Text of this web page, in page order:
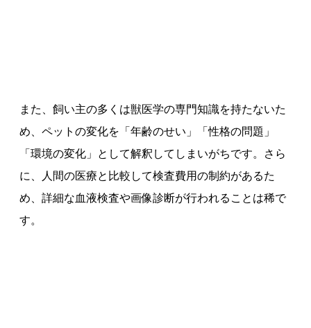
また、飼い主の多くは獣医学の専門知識を持たないた
め、ペットの変化を「年齢のせい」「性格の問題」
「環境の変化」として解釈してしまいがちです。さら
に、人間の医療と比較して検査費用の制約があるた
め、詳細な血液検査や画像診断が行われることは稀で
す。